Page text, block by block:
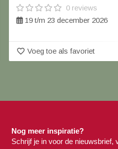
0 reviews
19 t/m 23 december 2026
favorite_border Voeg toe als favoriet
Nog meer inspiratie?
Schrijf je in voor de nieuwsbrief,